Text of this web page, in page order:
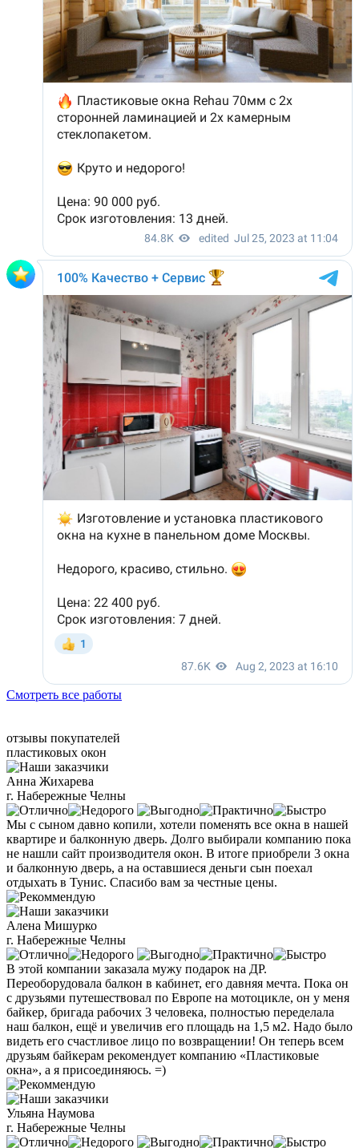
Смотреть все работы
отзывы покупателей
пластиковых окон
Анна Жихарева
г. Набережные Челны
Мы с сыном давно копили, хотели поменять все окна в нашей
квартире и балконную дверь. Долго выбирали компанию пока
не нашли сайт производителя окон. В итоге приобрели 3 окна
и балконную дверь, а на оставшиеся деньги сын поехал
отдыхать в Тунис. Спасибо вам за честные цены.
Алена Мишурко
г. Набережные Челны
В этой компании заказала мужу подарок на ДР.
Переоборудовала балкон в кабинет, его давняя мечта. Пока он
с друзьями путешествовал по Европе на мотоцикле, он у меня
байкер, бригада рабочих 3 человека, полностью переделала
наш балкон, ещё и увеличив его площадь на 1,5 м2. Надо было
видеть его счастливое лицо по возвращении! Он теперь всем
друзьям байкерам рекомендует компанию «Пластиковые
окна», а я присоединяюсь. =)
Ульяна Наумова
г. Набережные Челны